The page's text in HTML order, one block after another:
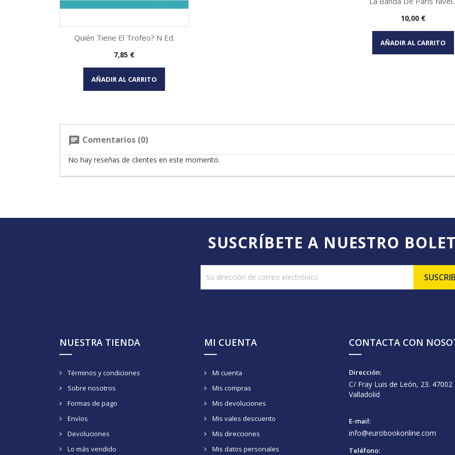
Vista rápida
Quién Tiene El Trofeo? N Ed.
Precio
7,85 €
AÑADIR AL CARRITO
Vista rápida
Precio
10,00 €
AÑADIR AL CARRITO
chat Comentarios (0)
No hay reseñas de clientes en este momento.
SUSCRÍBETE A NUESTRO
NUESTRA TIENDA
Términos y condiciones
Sobre nosotros
Formas de pago
Envíos
Devoluciones
Lo más vendido
MI CUENTA
Mi cuenta
Mis compras
Mis devoluciones
Mis vales descuento
Mis direcciones
Mis datos personales
CONTACTA CON
Dirección:
C/ Fray Luis de León, 23. 47002
Valladolid
E-mail:
info@eurobookonline.com
Teléfono: